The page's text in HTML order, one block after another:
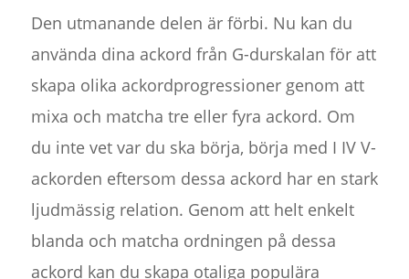
Den utmanande delen är förbi. Nu kan du
använda dina ackord från G-durskalan för att
skapa olika ackordprogressioner genom att
mixa och matcha tre eller fyra ackord. Om
du inte vet var du ska börja, börja med I IV V-
ackorden eftersom dessa ackord har en stark
ljudmässig relation. Genom att helt enkelt
blanda och matcha ordningen på dessa
ackord kan du skapa otaliga populära